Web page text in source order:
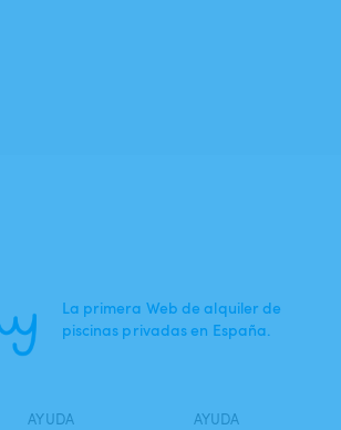
La primera Web de alquiler de
piscinas privadas en España.
AYUDA AYUDA